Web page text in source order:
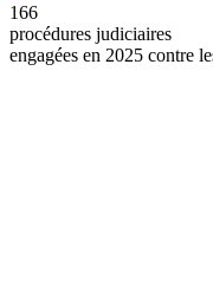
166
procédures judiciaires
engagées en 2025 contre